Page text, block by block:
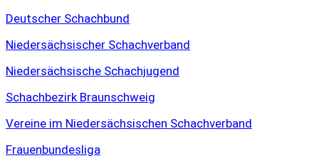
Deutscher Schachbund
Niedersächsischer Schachverband
Niedersächsische Schachjugend
Schachbezirk Braunschweig
Vereine im Niedersächsischen Schachverband
Frauenbundesliga